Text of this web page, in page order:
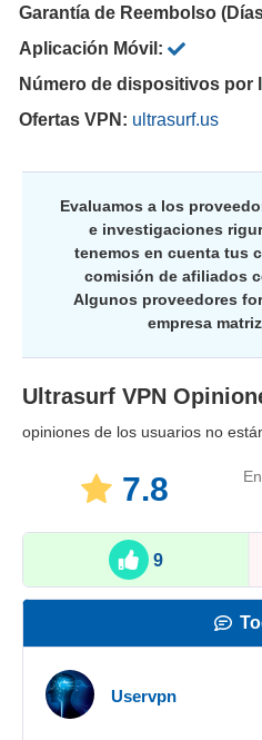
Garantía de Reembolso
Aplicación Móvil:
Número de dispositivos por
Ofertas VPN: ultrasurf.us
Evaluamos a los
e investigaciones
tenemos en cuenta tus
comisión de afiliados
Algunos proveedores
empresa
Ultrasurf VPN
opiniones de los usuarios no
7.8
9
Uservpn